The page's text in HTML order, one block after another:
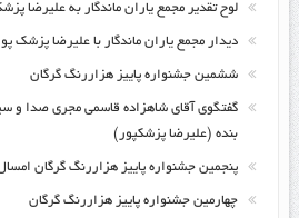
لوح تقدیر مجمع یاران ماندگار به علیرضا
دیدار مجمع یاران ماندگار با علیرضا پزشک
ششمین جشنواره پاییز هزاررنگ گرگان
گفتگوی آقای شاهزاده قاسمی مجری صدا و
بنده (علیرضا پزشکپور)
پنجمین جشنواره پاییز هزاررنگ گرگان
چهارمین جشنواره پاییز هزاررنگ گرگان